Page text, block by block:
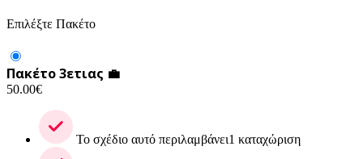
Επιλέξτε Πακέτο
Πακέτο 3ετιας 💼
50.00€
Το σχέδιο αυτό περιλαμβάνει1 καταχώριση